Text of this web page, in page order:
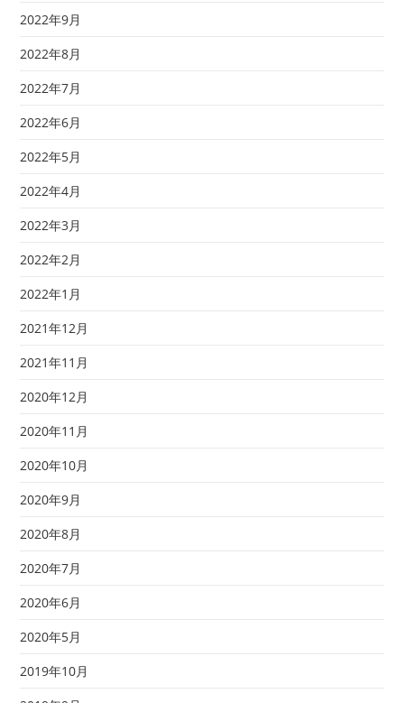
2022年9月
2022年8月
2022年7月
2022年6月
2022年5月
2022年4月
2022年3月
2022年2月
2022年1月
2021年12月
2021年11月
2020年12月
2020年11月
2020年10月
2020年9月
2020年8月
2020年7月
2020年6月
2020年5月
2019年10月